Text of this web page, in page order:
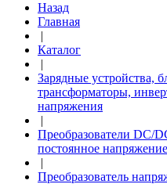
Назад
Главная
|
Каталог
|
Зарядные устройства,
трансформаторы,
напряжения
|
Преобразователи DC/
постоянное напряжение
|
Преобразователь